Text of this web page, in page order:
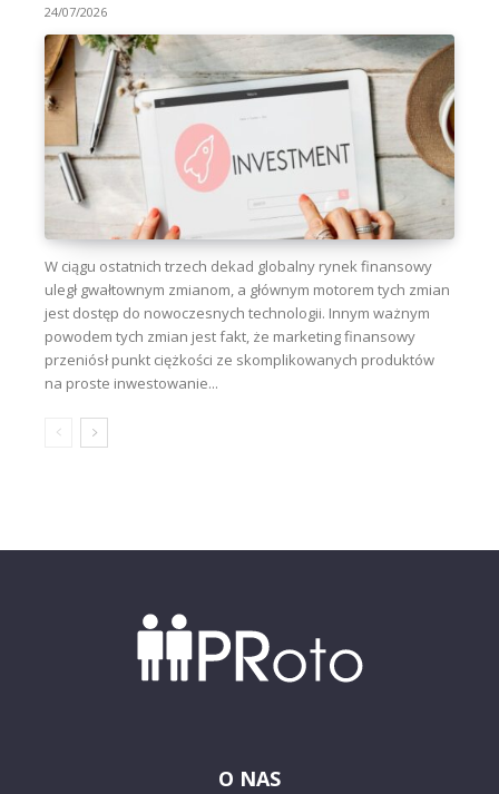
24/07/2026
W ciągu ostatnich trzech dekad globalny rynek finansowy
uległ gwałtownym zmianom, a głównym motorem tych zmian
jest dostęp do nowoczesnych technologii. Innym ważnym
powodem tych zmian jest fakt, że marketing finansowy
przeniósł punkt ciężkości ze skomplikowanych produktów
na proste inwestowanie...
O NAS